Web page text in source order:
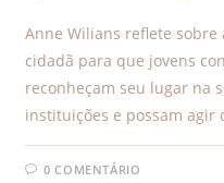
Anne Wilians reflete
cidadã para que jovens
reconheçam seu lugar na
instituições e possam agir
0 COMENTÁRIO